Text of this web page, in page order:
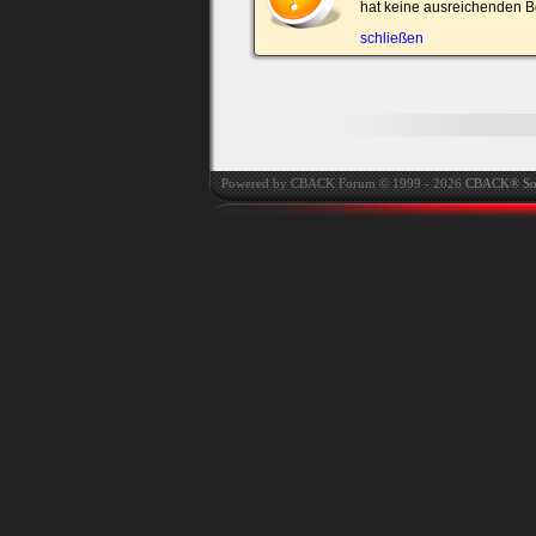
automatisch einloggen.
Onlinestatus
hat keine ausreichenden
schließen
Powered by CBACK Forum © 1999 - 2026CBACK®